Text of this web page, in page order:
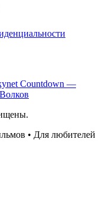
Countdown —
• Для любителей